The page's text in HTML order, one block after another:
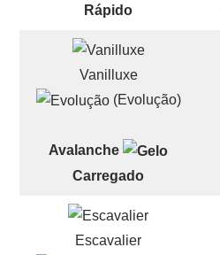
Rápido
Vanilluxe
(Evolução)
Avalanche
Carregado
Escavalier